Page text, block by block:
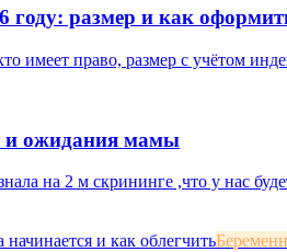
году: размер и как
имеет право, размер с учётом
и ожидания мамы
на 2 м скрининге ,что у нас